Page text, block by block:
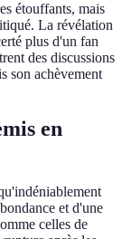
étouffants, mais
La révélation
plus d'un fan
des discussions
son achèvement
en
et d'une
celles de